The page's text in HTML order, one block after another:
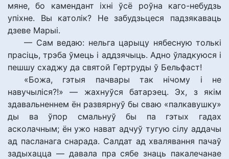
мяне, бо камендант іхні ўсё роўна каго-небудзь
упіхне. Вы католік? Не забудзьцеся падзякаваць
дзеве Марыі.
— Сам ведаю: нельга царыцу нябесную толькі
прасіць, трэба ўмець і аддзячыць. Адно ўладкуюся і
пешшу схаджу да святой Гертруды ў Бельфаст!
«Божа, гэтыя пачвары так нічому і не
навучыліся?!» — жахнуўся батарэец. Эх, з якім
здавальненнем ён развярнуў бы сваю «палкавушку»
ды ва ўпор смальнуў бы па гэтых гадах
асколачным; ён ужо нават адчуў тугую сілу аддачы
ад пасланага снарада. Салдат ад хвалявання пачаў
задыхацца — давала пра сябе знаць пакалечанае